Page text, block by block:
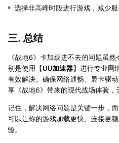
选择非高峰时段进行游戏，减少
三. 总结
《战地6》卡加载进不去的问题虽
别是使用【UU加速器】进行专业网
有效解决。确保网络通畅、显卡驱
享《战地6》带来的现代战场体验，
记住，解决网络问题是关键一步，而
可以让你的游戏加载更快、连接更
验。